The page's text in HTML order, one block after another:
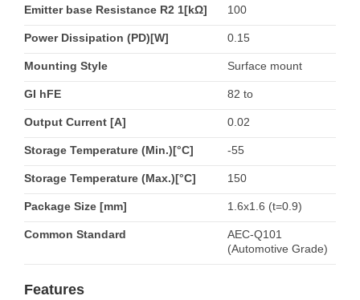
Emitter base Resistance R2 1[kΩ] 100
Power Dissipation (PD)[W] 0.15
Mounting Style Surface mount
GI hFE 82 to
Output Current [A] 0.02
Storage Temperature (Min.)[°C] -55
Storage Temperature (Max.)[°C] 150
Package Size [mm] 1.6x1.6 (t=0.9)
Common Standard
AEC-Q101
(Automotive Grade)
Features